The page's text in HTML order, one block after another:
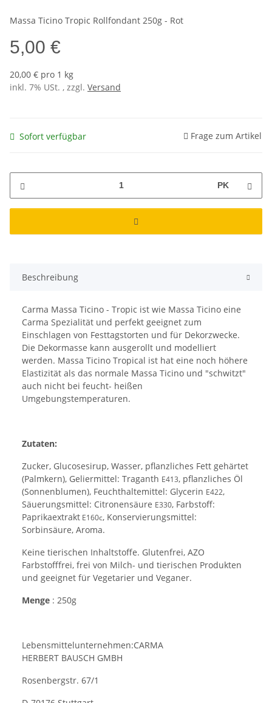
Massa Ticino Tropic Rollfondant 250g - Rot
5,00 €
20,00 € pro 1 kg
inkl. 7% USt. , zzgl. Versand
Sofort verfügbar Frage zum Artikel
PK
Beschreibung
Carma Massa Ticino - Tropic ist wie Massa Ticino eine
Carma Spezialität und perfekt geeignet zum
Einschlagen von Festtagstorten und für Dekorzwecke.
Die Dekormasse kann ausgerollt und modelliert
werden. Massa Ticino Tropical ist hat eine noch höhere
Elastizität als das normale Massa Ticino und "schwitzt"
auch nicht bei feucht- heißen
Umgebungstemperaturen.
Zutaten:
Zucker, Glucosesirup, Wasser, pflanzliches Fett gehärtet
(Palmkern), Geliermittel: Traganth E413, pflanzliches Öl
(Sonnenblumen), Feuchthaltemittel: Glycerin E422,
Säuerungsmittel: Citronensäure E330, Farbstoff:
Paprikaextrakt E160c, Konservierungsmittel:
Sorbinsäure, Aroma.
Keine tierischen Inhaltstoffe. Glutenfrei, AZO
Farbstofffrei, frei von Milch- und tierischen Produkten
und geeignet für Vegetarier und Veganer.
Menge : 250g
Lebensmittelunternehmen:CARMA
HERBERT BAUSCH GMBH
Rosenbergstr. 67/1